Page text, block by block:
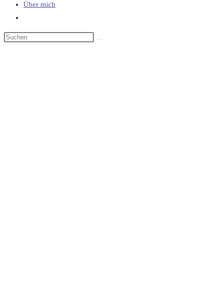
Über mich
umschalten